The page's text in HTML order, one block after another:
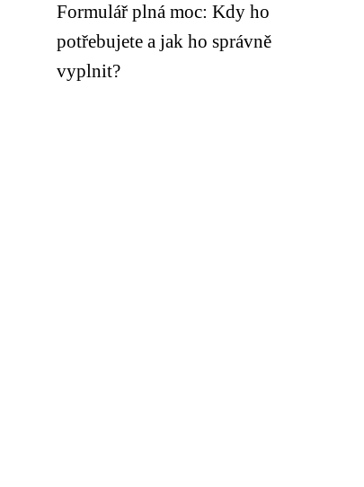
Formulář plná moc: Kdy ho
potřebujete a jak ho správně
vyplnit?